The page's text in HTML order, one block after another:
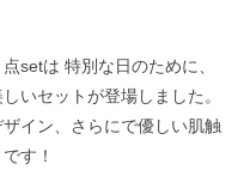
setは 特別な日のために、
いセットが登場しました。
イン、さらにで優しい肌触
す！